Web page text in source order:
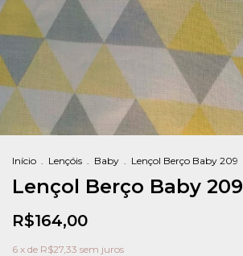
Início . Lençóis . Baby . Lençol Berço Baby 209
Lençol Berço Baby 209
R$164,00
6 x de R$27,33 sem juros